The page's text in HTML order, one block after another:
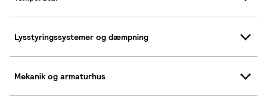
Lysstyringssystemer og dæmpning
Mekanik og armaturhus